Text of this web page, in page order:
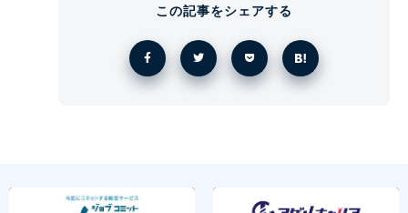
この記事をシェアする